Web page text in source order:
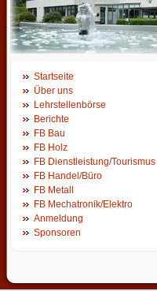
Startseite
Über uns
Lehrstellenbörse
Berichte
FB Bau
FB Holz
FB Dienstleistung/Tourismus
FB Handel/Büro
FB Metall
FB Mechatronik/Elektro
Anmeldung
Sponsoren